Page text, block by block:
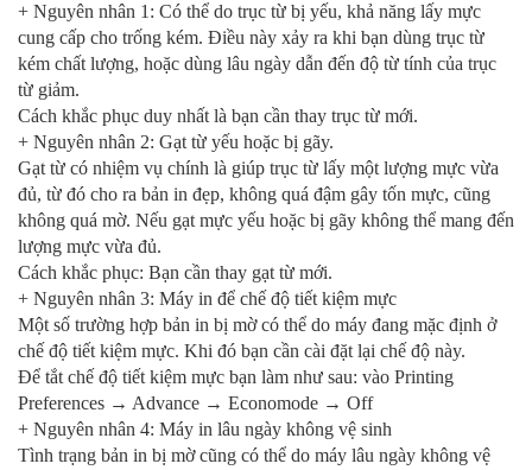
+ Nguyên nhân 1: Có thể do trục từ bị yếu, khả năng lấy mực
cung cấp cho trống kém. Điều này xảy ra khi bạn dùng trục từ
kém chất lượng, hoặc dùng lâu ngày dẫn đến độ từ tính của trục
từ giảm.
Cách khắc phục duy nhất là bạn cần thay trục từ mới.
+ Nguyên nhân 2: Gạt từ yếu hoặc bị gãy.
Gạt từ có nhiệm vụ chính là giúp trục từ lấy một lượng mực vừa
đủ, từ đó cho ra bản in đẹp, không quá đậm gây tốn mực, cũng
không quá mờ. Nếu gạt mực yếu hoặc bị gãy không thể mang đến
lượng mực vừa đủ.
Cách khắc phục: Bạn cần thay gạt từ mới.
+ Nguyên nhân 3: Máy in để chế độ tiết kiệm mực
Một số trường hợp bản in bị mờ có thể do máy đang mặc định ở
chế độ tiết kiệm mực. Khi đó bạn cần cài đặt lại chế độ này.
Để tắt chế độ tiết kiệm mực bạn làm như sau: vào Printing
Preferences → Advance → Economode → Off
+ Nguyên nhân 4: Máy in lâu ngày không vệ sinh
Tình trạng bản in bị mờ cũng có thể do máy lâu ngày không vệ